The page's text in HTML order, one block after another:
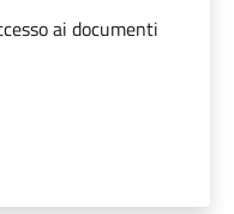
ai documenti